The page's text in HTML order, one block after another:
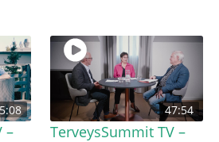
–
47:54
TerveysSummit TV –